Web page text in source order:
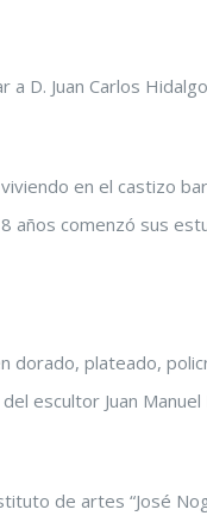
D. Juan Carlos
en el castizo
años comenzó sus
dorado, plateado,
escultor Juan Manuel
de artes “José